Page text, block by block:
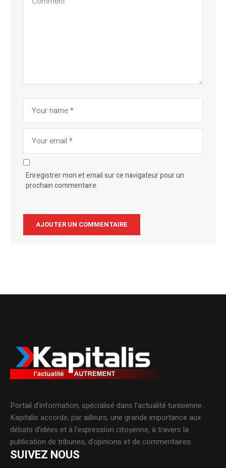
Enregistrer mon et email sur ce navigateur pour un
prochain commentaire.
Portail d’information, spécialisé dans l’actualité tunisienne.
Kapitalis accorde, par ailleurs, une grande importance aux
débats d’idées et à l’expression citoyenne, à travers la
publication de tribunes, d’opinions et de commentaires.
SUIVEZ NOUS